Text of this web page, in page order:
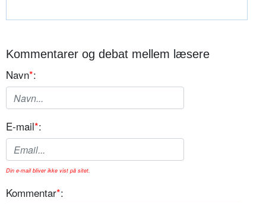
Kommentarer og debat mellem læsere
Navn*:
E-mail*:
Din e-mail bliver ikke vist på sitet.
Kommentar*: